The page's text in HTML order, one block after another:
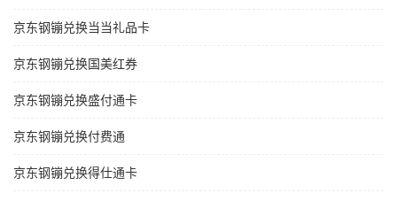
京东钢镚兑换当当礼品卡
京东钢镚兑换国美红券
京东钢镚兑换盛付通卡
京东钢镚兑换付费通
京东钢镚兑换得仕通卡